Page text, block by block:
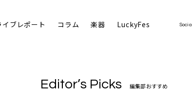
イブレポート コラム 楽器 LuckyFes Social
Editor’s Picks 編集部おすすめ